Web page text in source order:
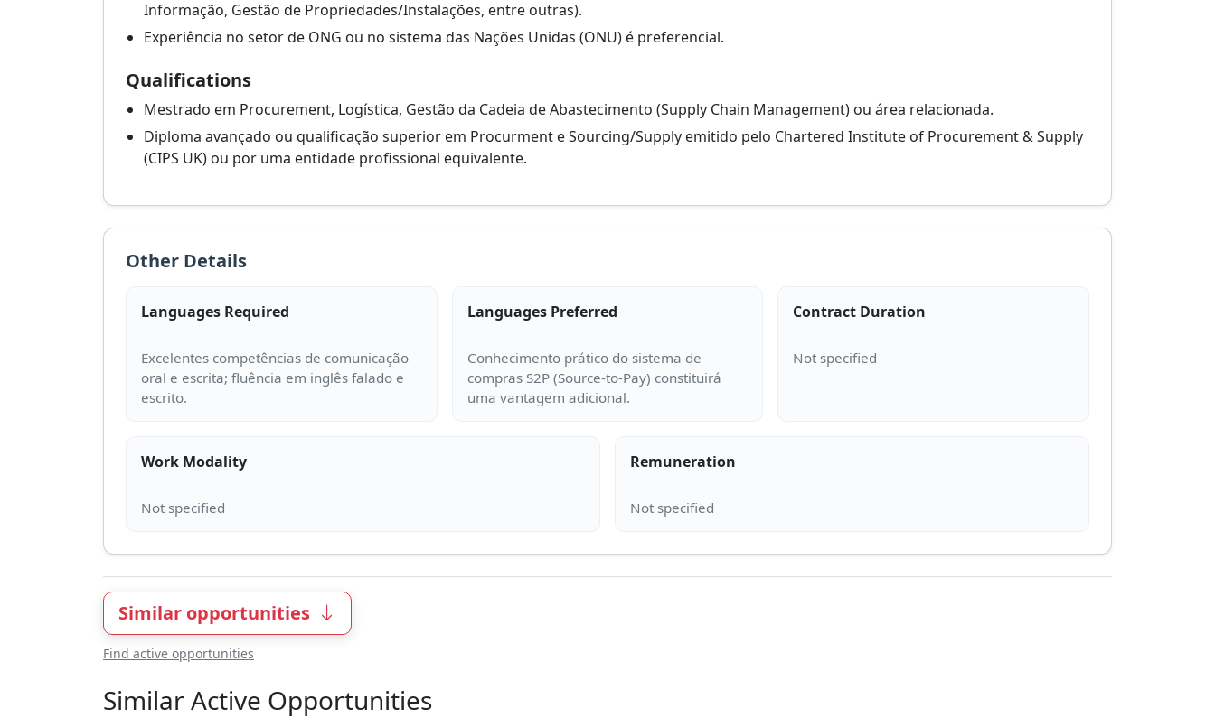
Informação, Gestão de Propriedades/Instalações, entre outras).
Experiência no setor de ONG ou no sistema das Nações Unidas (ONU) é preferencial.
Qualifications
Mestrado em Procurement, Logística, Gestão da Cadeia de Abastecimento (Supply Chain Management) ou área relacionada.
Diploma avançado ou qualificação superior em Procurment e Sourcing/Supply emitido pelo Chartered Institute of Procurement & Supply
(CIPS UK) ou por uma entidade profissional equivalente.
Other Details
Languages Required
Excelentes competências de comunicação
oral e escrita; fluência em inglês falado e
Languages Preferred
Conhecimento prático do sistema de
compras S2P (Source-to-Pay) constituirá
Contract Duration
Work Modality Remuneration
Similar opportunities
Find active opportunities
Similar Active Opportunities